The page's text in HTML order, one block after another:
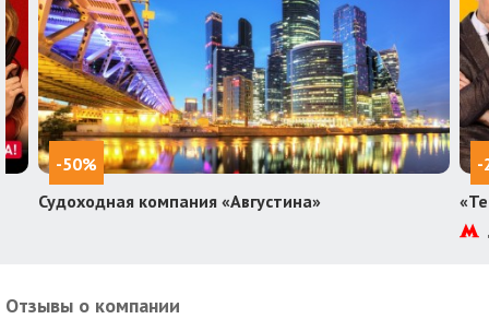
-50%
Судоходная компания «Августина»
-
Отзывы о компании